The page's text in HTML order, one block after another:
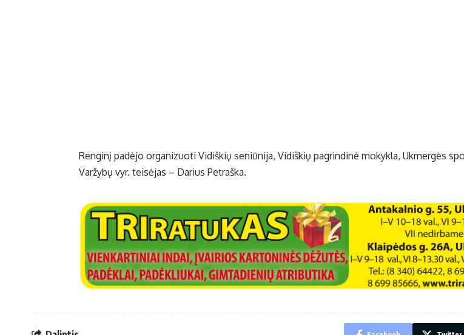
Renginį padėjo organizuoti Vidiškių seniūnija, Vidiškių pagrindinė mokykla, Ukmergės
Varžybų vyr. teisėjas – Darius Petraška.